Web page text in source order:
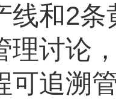
线和2
理讨论
可追溯